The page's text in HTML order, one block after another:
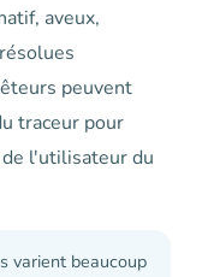
aveux,
peuvent
traceur pour
l'utilisateur du
varient beaucoup